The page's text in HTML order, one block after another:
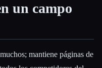
un campo
mantiene páginas de